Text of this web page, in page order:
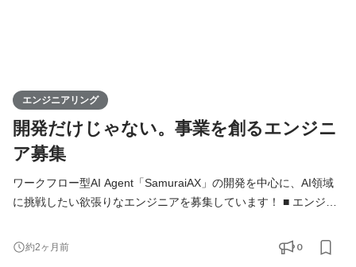
エンジニアリング
開発だけじゃない。事業を創るエンジニ
ア募集
ワークフロー型AI Agent「SamuraiAX」の開発を中心に、AI領域
に挑戦したい欲張りなエンジニアを募集しています！ ■ エンジニ
トと事業を前に進める当事者です。 基本的には全員がフルスタッ
クエンジニアとして、バックエンド・フロントエンド・AI・イン
約2ヶ月前 0